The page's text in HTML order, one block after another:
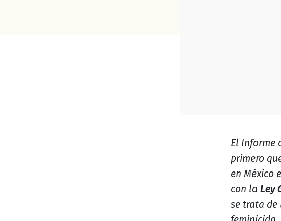
El Informe
primero
en México
con la Ley
se trata de